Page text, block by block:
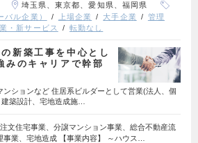
埼玉県、東京都、愛知県、福岡県
バル企業）
上場企業 大手企業
管理
・新サービス 転勤なし
新築工事を中心とし
みのキャリアで幹部
ションなど 住居系ビルダーとして営業(法人、個
築設計、宅地造成施…
文住宅事業、分譲マンション事業、総合不動産流
業、宅地造成 【事業内容】 ～ハウス…